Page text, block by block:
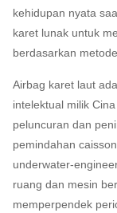
kehidupan nyata
karet lunak untuk
berdasarkan
Airbag karet laut
intelektual milik Cina
peluncuran dan
pemindahan
underwater-
ruang dan mesin
memperpendek